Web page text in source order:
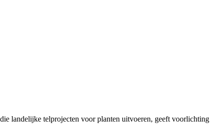
landelijke telprojecten voor planten uitvoeren, geeft voorlichting